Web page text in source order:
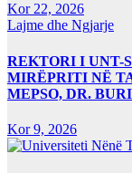
Kor 22, 2026
Lajme dhe Ngjarje
REKTORI I UNT-
MIRËPRITI NË
MEPSO, DR.
Kor 9, 2026